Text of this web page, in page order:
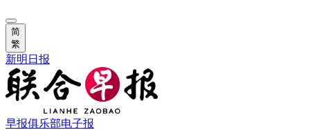
简
繁
新明日报
早报俱乐部电子报